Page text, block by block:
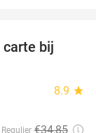
49%
carte bij
8.9 star
Regulier €34,85